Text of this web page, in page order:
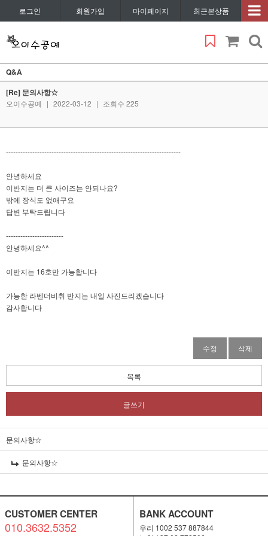
로그인 회원가입 마이페이지 최근본상품
Q&A
[Re] 문의사항☆
오이수공예 | 2022-03-12 | 조회수 225
-------------------------------------------------------------------------
안녕하세요
이반지는 더 큰 사이즈는 안되나요?
밖에 장식도 없애구요
답변 부탁드립니다
------------------------
안녕하세요^^
이반지는 16호만 가능합니다
가능한 라벤더비취 반지는 내일 사진드리겠습니다
감사합니다
수정 삭제
목록
글쓰기
문의사항☆
문의사항☆
CUSTOMER CENTER
010.3632.5352
BANK ACCOUNT
우리 1002 537 887844